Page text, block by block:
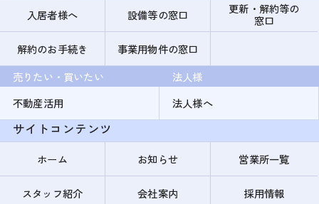
入居者様へ
設備等の窓口
更新・解約等の
窓口
解約のお手続き
事業用物件の窓口
売りたい・買いたい
不動産活用
法人様
法人様へ
サイトコンテンツ
ホーム お知らせ 営業所一覧
スタッフ紹介 会社案内 採用情報